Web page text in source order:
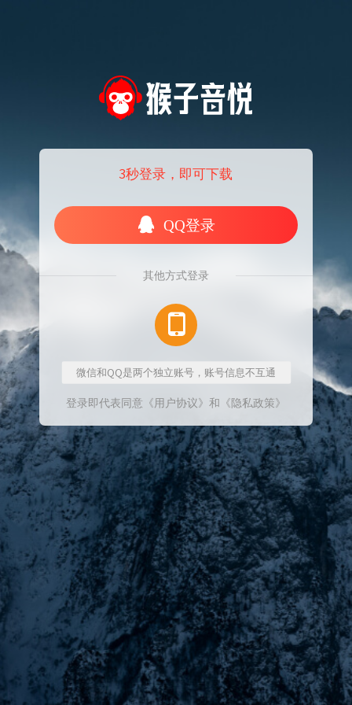
3秒登录，即可下载
QQ登录
其他方式登录
微信和QQ是两个独立账号，账号信息不互通
登录即代表同意 《用户协议》 和 《隐私政策》